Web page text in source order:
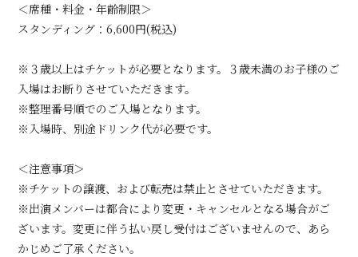
＜席種・料金・年齢制限＞
スタンディング：6,600円(税込)
※３歳以上はチケットが必要となります。３歳未満のお子様のご
入場はお断りさせていただきます。
※整理番号順でのご入場となります。
※入場時、別途ドリンク代が必要です。
＜注意事項＞
※チケットの譲渡、および転売は禁止とさせていただきます。
※出演メンバーは都合により変更・キャンセルとなる場合がご
ざいます。変更に伴う払い戻し受付はございませんので、あら
かじめご了承ください。